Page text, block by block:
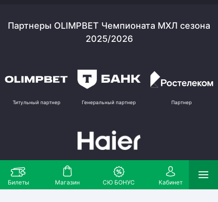
Билеты Магазин СЮ БОНУС Кабинет
Партнеры OLIMPBET Чемпионата МХЛ сезона
2025/2026
Титульный партнер Генеральный партнер Партнер